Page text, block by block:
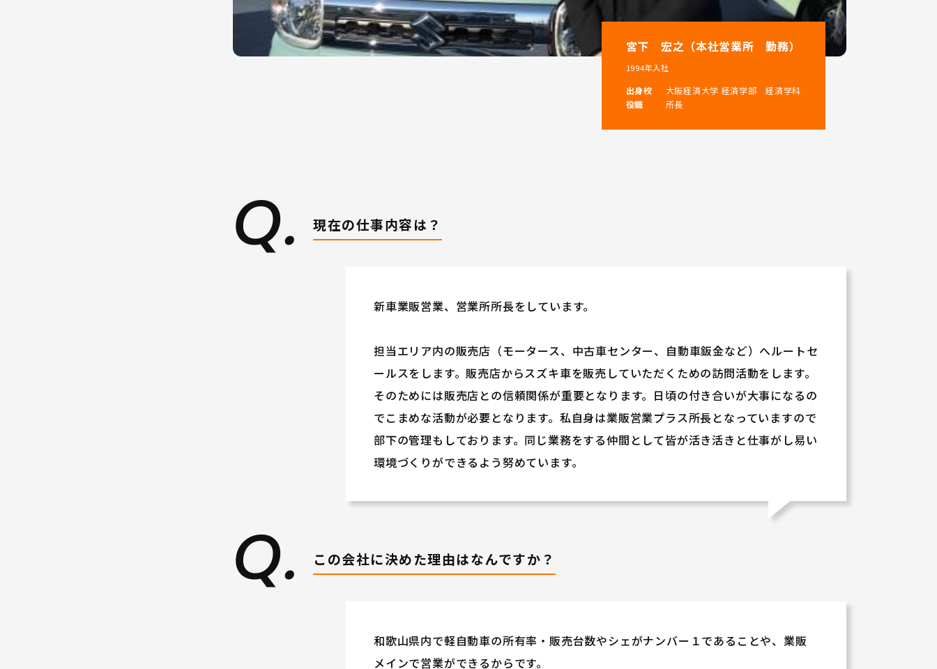
などなど大歓迎です♪♪
（もちろん、車に今まで携ってこなかった方も大丈夫です!!）
若手社員や女性社員が多数活躍しております!
宮下 宏之（本社営業所 勤務）
1994年入社
出身校
大阪経済大学 経済学部 経済学科
役職
所長
現在の仕事内容は？
新車業販営業、営業所所長をしています。
担当エリア内の販売店（モータース、中古車センター、自動車鈑金など）へルートセ
ールスをします。販売店からスズキ車を販売していただくための訪問活動をします。
そのためには販売店との信頼関係が重要となります。日頃の付き合いが大事になるの
でこまめな活動が必要となります。私自身は業販営業プラス所長となっていますので
部下の管理もしております。同じ業務をする仲間として皆が活き活きと仕事がし易い
環境づくりができるよう努めています。
この会社に決めた理由はなんですか？
和歌山県内で軽自動車の所有率・販売台数やシェがナンバー１であることや、業販
メインで営業ができるからです。